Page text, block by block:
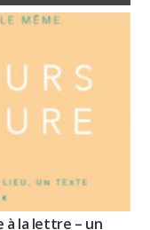
à la lettre – un